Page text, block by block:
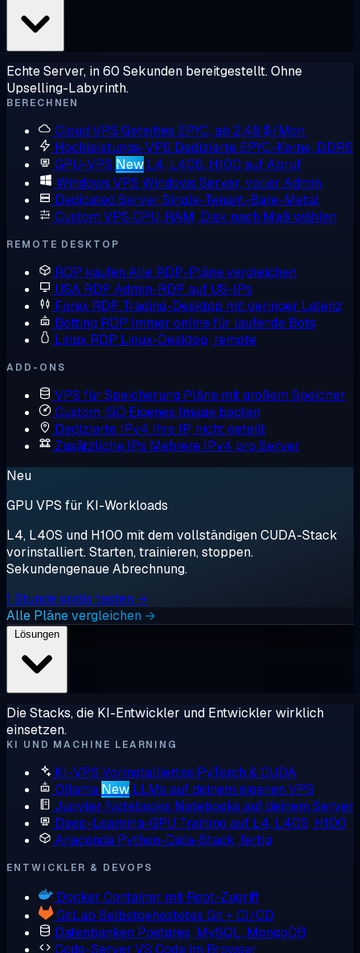
Echte Server, in 60 Sekunden bereitgestellt. Ohne
Upselling-Labyrinth.
BERECHNEN
Cloud VPS Geteiltes EPYC, ab 2,48 $/Mon.
Hochleistungs-VPS Dedizierte EPYC-Kerne, DDR5
GPU-VPS New L4, L40S, H100 auf Abruf
Windows VPS Windows Server, voller Admin
Dedicated Server Single-Tenant-Bare-Metal
Custom VPS CPU, RAM, Disk nach Maß wählen
REMOTE DESKTOP
RDP kaufen Alle RDP-Pläne vergleichen
USA RDP Admin-RDP auf US-IPs
Forex RDP Trading-Desktop mit geringer Latenz
Botting RDP Immer online für laufende Bots
Linux RDP Linux-Desktop, remote
ADD-ONS
VPS für Speicherung Pläne mit großem Speicher
Custom ISO Eigenes Image booten
Dedizierte IPv4 Ihre IP, nicht geteilt
Zusätzliche IPs Mehrere IPv4 pro Server
Neu
GPU VPS für KI-Workloads
L4, L40S und H100 mit dem vollständigen CUDA-Stack
vorinstalliert. Starten, trainieren, stoppen.
Sekundengenaue Abrechnung.
1 Stunde gratis testen →
Alle Pläne vergleichen →
Die Stacks, die KI-Entwickler und Entwickler wirklich
einsetzen.
KI UND MACHINE LEARNING
KI-VPS Vorinstalliertes PyTorch & CUDA
Ollama New LLMs auf deinem eigenen VPS
Jupyter Notebooks Notebooks auf deinem Server
Deep-Learning-GPU Training auf L4, L40S, H100
Anaconda Python-Data-Stack, fertig
ENTWICKLER & DEVOPS
Docker Container mit Root-Zugriff
GitLab Selbstgehostetes Git + CI/CD
Datenbanken Postgres, MySQL, MongoDB
Code-Server VS Code im Browser